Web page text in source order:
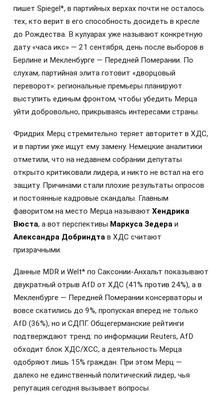
пишет Spiegel*, в партийных верхах почти не осталось
тех, кто верит в его способность досидеть в кресле
до Рождества. В кулуарах уже называют конкретную
дату «часа икс» — 21 сентября, день после выборов в
Берлине и Мекленбурге — Передней Померании. По
слухам, партийная элита готовит «дворцовый
переворот»: региональные премьеры планируют
выступить единым фронтом, чтобы убедить Мерца
уйти добровольно, прикрываясь интересами страны.
Фридрих Мерц стремительно теряет авторитет в ХДС,
и в партии уже ищут ему замену. Немецкие аналитики
отметили, что на недавнем собрании депутаты
открыто критиковали лидера, и никто не встал на его
защиту. Причинами стали плохие результаты опросов
и постоянные кадровые скандалы. Главным
фаворитом на место Мерца называют Хендрика
Вюста, а вот перспективы Маркуса Зедера и
Александра Добриндта в ХДС считают
призрачными.
Данные MDR и Welt* по Саксонии-Анхальт показывают
двукратный отрыв AfD от ХДС (41% против 24%), а в
Мекленбурге — Передней Померании консерваторы и
вовсе скатились до 9%, пропуская вперед не только
AfD (36%), но и СДПГ. Общегерманские рейтинги
подтверждают тренд: по информации Reuters, AfD
обходит блок ХДС/ХСС, а деятельность Мерца
одобряют лишь 15% граждан. При этом Мерц —
далеко не единственный политический лидер, чья
репутация сегодня вызывает вопросы.